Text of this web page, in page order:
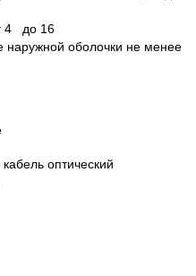
4 до 16
наружной оболочки не менее
кабель оптический